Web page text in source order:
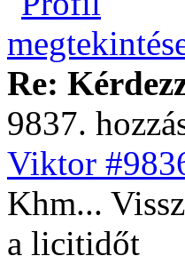
Re:
9837.
Viktor
Khm...
a licitidőt